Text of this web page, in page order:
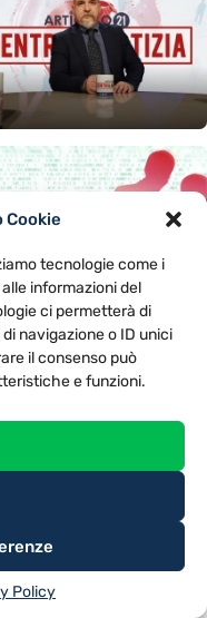
Cookie
tecnologie come i
informazioni del
ci permetterà di
navigazione o ID unici
il consenso può
e funzioni.
Policy